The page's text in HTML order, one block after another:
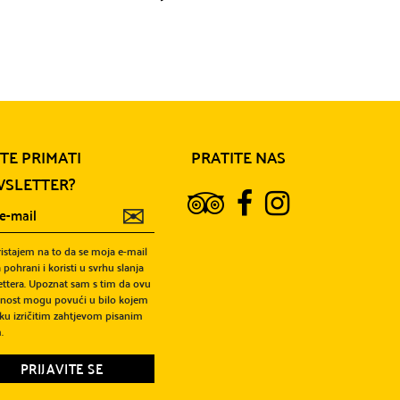
PRIMATI
✉
na to da se moja e-mail
pohrani i koristi u svrhu slanja
Upoznat sam s tim da ovu
mogu povući u bilo kojem
izričitim zahtjevom pisanim
PRATITE NAS